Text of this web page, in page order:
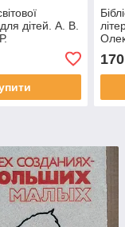
дітей. А. В.
170